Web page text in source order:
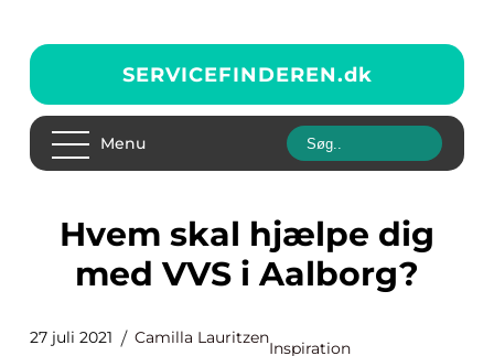
SERVICEFINDEREN.dk
Menu
Hvem skal hjælpe dig
med VVS i Aalborg?
27 juli 2021 Camilla Lauritzen
Inspiration